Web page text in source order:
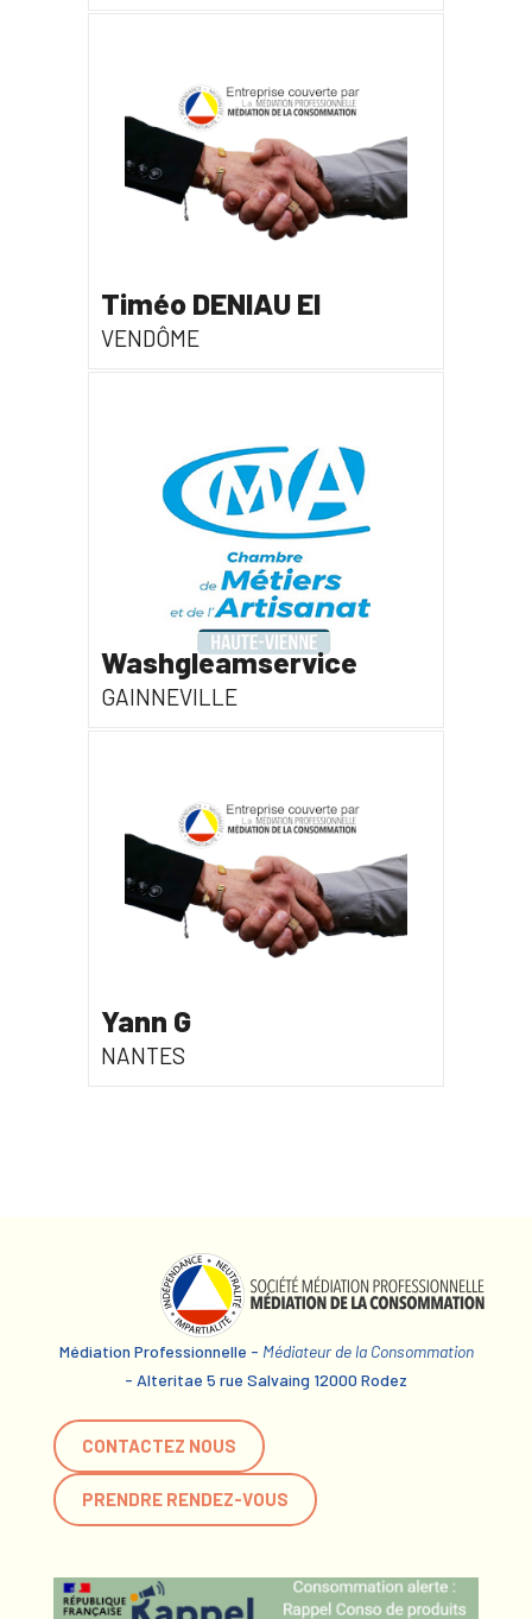
Timéo DENIAU EI
VENDÔME
Washgleamservice
GAINNEVILLE
Yann G
NANTES
Médiation Professionnelle - Médiateur de la Consommation
- Alteritae 5 rue Salvaing 12000 Rodez
CONTACTEZ NOUS
PRENDRE RENDEZ-VOUS